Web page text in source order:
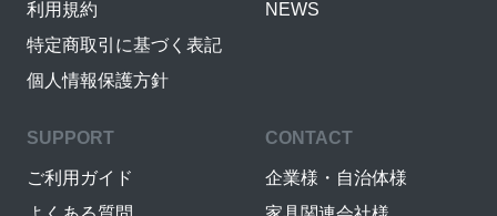
利用規約
特定商取引に基づく表記
個人情報保護方針
NEWS
SUPPORT
ご利用ガイド
CONTACT
企業様・自治体様